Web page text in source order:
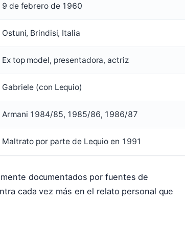
9 de febrero de 1960
Ostuni, Brindisi, Italia
Ex top model, presentadora, actriz
Gabriele (con Lequio)
Armani 1984/85, 1985/86, 1986/87
Maltrato por parte de Lequio en 1991
documentados por fuentes de
cada vez más en el relato personal que